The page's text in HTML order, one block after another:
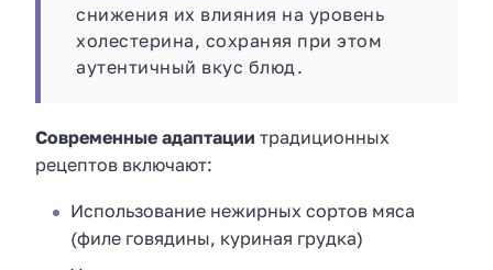
снижения их влияния на уровень
холестерина, сохраняя при этом
аутентичный вкус блюд.
Современные адаптации традиционных
рецептов включают:
Использование нежирных сортов мяса
(филе говядины, куриная грудка)